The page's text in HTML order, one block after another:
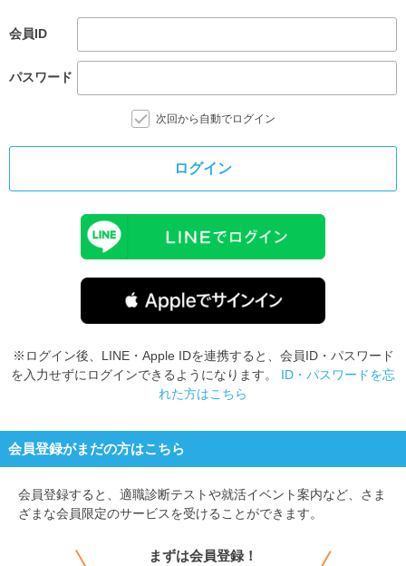
会員ID
パスワード
次回から自動でログイン
ログイン
※ログイン後、LINE・Apple IDを連携すると、会員ID・パスワード
を入力せずにログインできるようになります。 ID・パスワードを忘
れた方はこちら
会員登録がまだの方はこちら
会員登録すると、 適職診断テストや就活イベント案内など、さま
ざまな会員限定のサービスを受けることができます。
まずは会員登録！